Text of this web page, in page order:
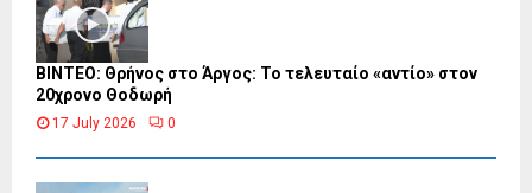
ΒΙΝΤΕΟ: Θρήνος στο Άργος: Το τελευταίο «αντίο» στον
20χρονο Θοδωρή
17 July 2026 0